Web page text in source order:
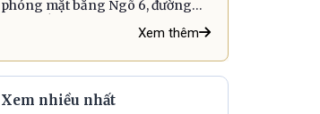
phóng mặt bằng Ngõ 6, đường
Xem thêm
Xem nhiều nhất